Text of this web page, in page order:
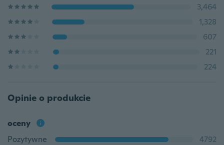
3,464
1,328
607
221
224
Opinie o produkcie
oceny
Pozytywne
4792